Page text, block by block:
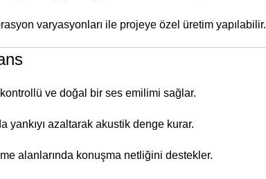
varyasyonları ile projeye özel üretim yapılabilir.
ve doğal bir ses emilimi sağlar.
yankıyı azaltarak akustik denge kurar.
alanlarında konuşma netliğini destekler.